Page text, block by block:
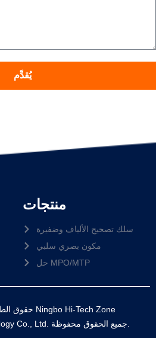
يُقدِّم
منتجات
سلك تصحيح الألياف وضفيرة
مكون بصري سلبي
حل MPO/MTP